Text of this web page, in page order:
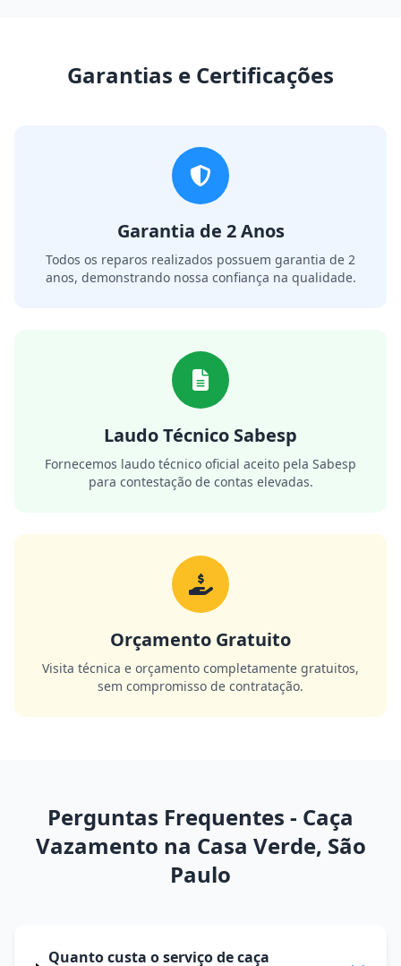
Garantias e Certificações
Garantia de 2 Anos
Todos os reparos realizados possuem garantia de 2
anos, demonstrando nossa confiança na qualidade.
Laudo Técnico Sabesp
Fornecemos laudo técnico oficial aceito pela Sabesp
para contestação de contas elevadas.
Orçamento Gratuito
Visita técnica e orçamento completamente gratuitos,
sem compromisso de contratação.
Perguntas Frequentes - Caça
Vazamento na Casa Verde, São
Paulo
Quanto custa o serviço de caça